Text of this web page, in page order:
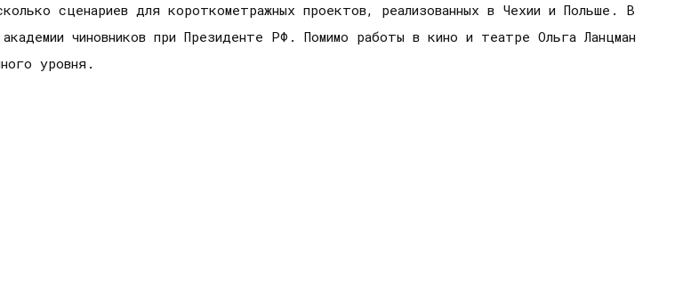
сценариев для короткометражных проектов, реализованных в Чехии и Польше. В
чиновников при Президенте РФ. Помимо работы в кино и театре Ольга Ланцман
уровня.